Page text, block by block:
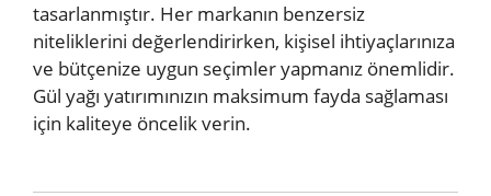
tasarlanmıştır. Her markanın benzersiz
niteliklerini değerlendirirken, kişisel ihtiyaçlarınıza
ve bütçenize uygun seçimler yapmanız önemlidir.
Gül yağı yatırımınızın maksimum fayda sağlaması
için kaliteye öncelik verin.